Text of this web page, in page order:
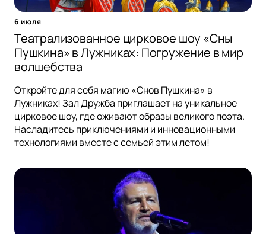
6 июля
Театрализованное цирковое шоу «Сны
Пушкина» в Лужниках: Погружение в мир
волшебства
Откройте для себя магию «Снов Пушкина» в
Лужниках! Зал Дружба приглашает на уникальное
цирковое шоу, где оживают образы великого поэта.
Насладитесь приключениями и инновационными
технологиями вместе с семьей этим летом!